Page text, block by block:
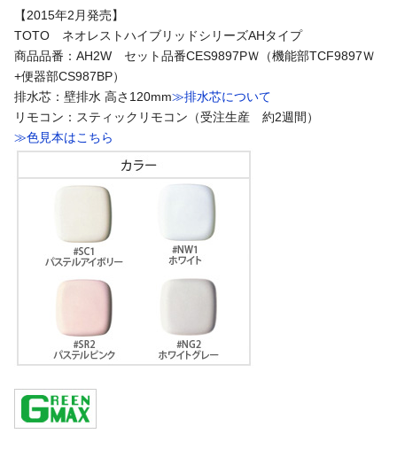
【2015年2月発売】
TOTO ネオレストハイブリッドシリーズAHタイプ
商品品番：AH2W セット品番CES9897PＷ（機能部TCF9897Ｗ
+便器部CS987BP）
排水芯：壁排水 高さ120mm≫排水芯について
リモコン：スティックリモコン（受注生産 約2週間）
≫色見本はこちら